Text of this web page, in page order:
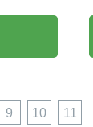
9 10 11